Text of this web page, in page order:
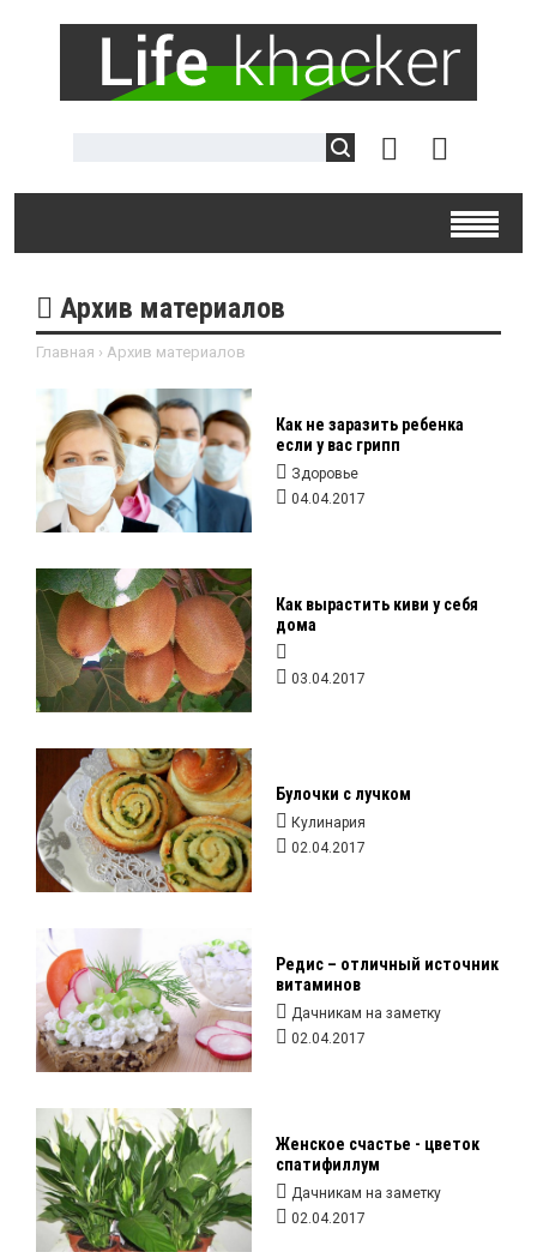
Архив материалов
Главная › Архив материалов
Как не заразить ребенка
если у вас грипп
Здоровье
04.04.2017
Как вырастить киви у себя
дома
03.04.2017
Булочки с лучком
Кулинария
02.04.2017
Редис – отличный источник
витаминов
Дачникам на заметку
02.04.2017
Женское счастье - цветок
спатифиллум
Дачникам на заметку
02.04.2017